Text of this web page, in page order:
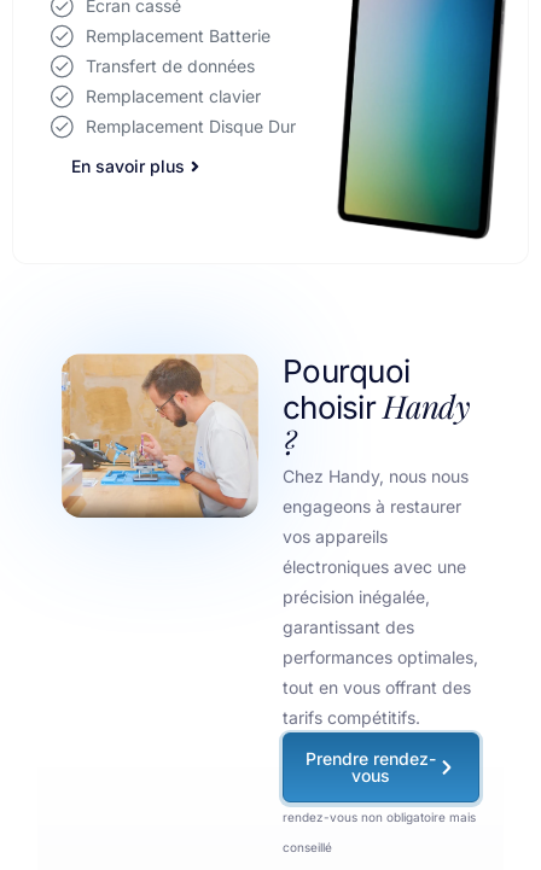
Écran cassé
Remplacement Batterie
Transfert de données
Remplacement clavier
Remplacement Disque Dur
Pourquoi
choisir Handy
?
Chez Handy, nous nous
engageons à restaurer
vos appareils
électroniques avec une
précision inégalée,
garantissant des
performances optimales,
tout en vous offrant des
tarifs compétitifs.
Prendre rendez-
vous
rendez-vous non obligatoire mais
conseillé